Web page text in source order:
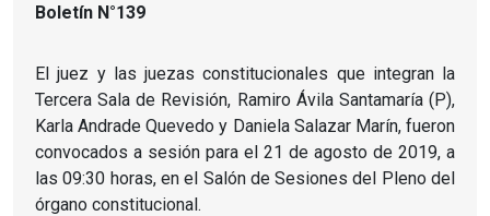
Boletín N°139
El juez y las juezas constitucionales que integran la
Tercera Sala de Revisión, Ramiro Ávila Santamaría (P),
Karla Andrade Quevedo y Daniela Salazar Marín, fueron
convocados a sesión para el 21 de agosto de 2019, a
las 09:30 horas, en el Salón de Sesiones del Pleno del
órgano constitucional.